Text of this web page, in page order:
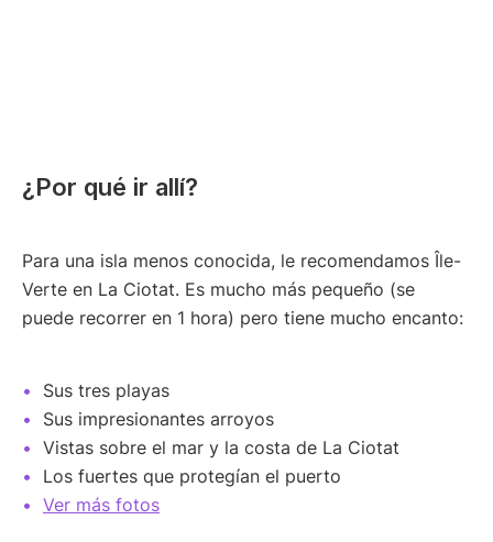
¿Por qué ir allí?
Para una isla menos conocida, le recomendamos Île-
Verte en La Ciotat. Es mucho más pequeño (se
puede recorrer en 1 hora) pero tiene mucho encanto:
Sus tres playas
Sus impresionantes arroyos
Vistas sobre el mar y la costa de La Ciotat
Los fuertes que protegían el puerto
Ver más fotos